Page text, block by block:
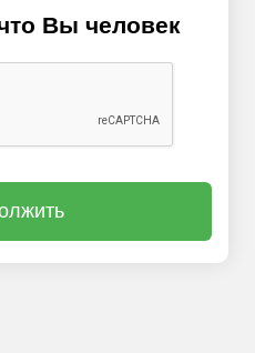
Вы человек